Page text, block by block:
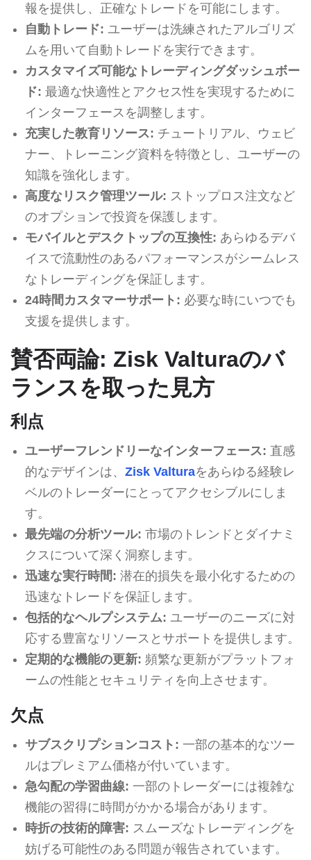
報を提供し、正確なトレードを可能にします。
自動トレード: ユーザーは洗練されたアルゴリズ
ムを用いて自動トレードを実行できます。
カスタマイズ可能なトレーディングダッシュボー
ド: 最適な快適性とアクセス性を実現するために
インターフェースを調整します。
充実した教育リソース: チュートリアル、ウェビ
ナー、トレーニング資料を特徴とし、ユーザーの
知識を強化します。
高度なリスク管理ツール: ストップロス注文など
のオプションで投資を保護します。
モバイルとデスクトップの互換性: あらゆるデバ
イスで流動性のあるパフォーマンスがシームレス
なトレーディングを保証します。
24時間カスタマーサポート: 必要な時にいつでも
支援を提供します。
賛否両論: Zisk Valturaのバ
ランスを取った見方
利点
ユーザーフレンドリーなインターフェース: 直感
的なデザインは、 Zisk Valturaをあらゆる経験レ
ベルのトレーダーにとってアクセシブルにしま
す。
最先端の分析ツール: 市場のトレンドとダイナミ
クスについて深く洞察します。
迅速な実行時間: 潜在的損失を最小化するための
迅速なトレードを保証します。
包括的なヘルプシステム: ユーザーのニーズに対
応する豊富なリソースとサポートを提供します。
定期的な機能の更新: 頻繁な更新がプラットフォ
ームの性能とセキュリティを向上させます。
欠点
サブスクリプションコスト: 一部の基本的なツー
ルはプレミアム価格が付いています。
急勾配の学習曲線: 一部のトレーダーには複雑な
機能の習得に時間がかかる場合があります。
時折の技術的障害: スムーズなトレーディングを
妨げる可能性のある問題が報告されています。